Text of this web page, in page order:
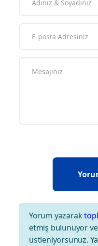
Yorum yazarak
etmiş bulunuyor
üstleniyorsunuz.